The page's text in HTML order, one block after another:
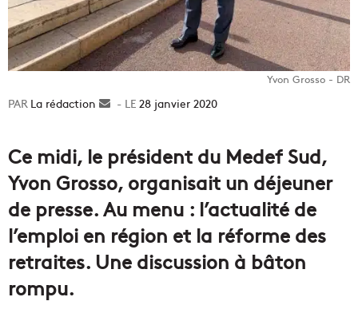
Yvon Grosso - DR
La rédaction
Envoyer28 janvier 2020
Ce midi, le président du Medef Sud,
Yvon Grosso, organisait un déjeuner
de presse. Au menu : l’actualité de
l’emploi en région et la réforme des
retraites. Une discussion à bâton
rompu.